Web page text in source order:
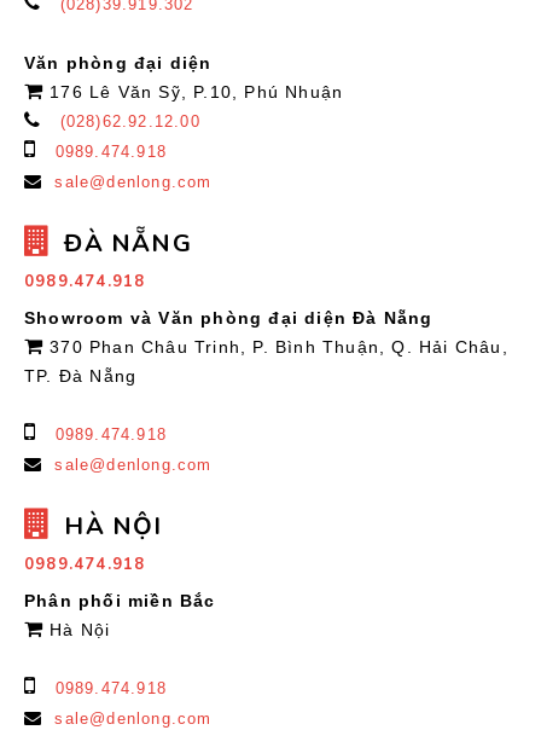
(028)39.919.302
Văn phòng đại diện
176 Lê Văn Sỹ, P.10, Phú Nhuận
(028)62.92.12.00
0989.474.918
sale@denlong.com
ĐÀ NẴNG
0989.474.918
Showroom và Văn phòng đại diện Đà Nẵng
370 Phan Châu Trinh, P. Bình Thuận, Q. Hải Châu,
TP. Đà Nẵng
0989.474.918
sale@denlong.com
HÀ NỘI
0989.474.918
Phân phối miền Bắc
Hà Nội
0989.474.918
sale@denlong.com